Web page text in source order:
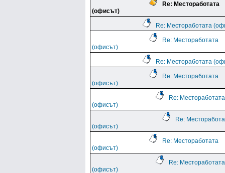
Re: Местоработата
(офисът)
Re: Местоработата
Re: Местоработата
(офисът)
Re: Местоработата
Re: Местоработата
(офисът)
Re: Местоработата
(офисът)
Re:
(офисът)
Re: Местоработата
(офисът)
Re: Местоработата
(офисът)